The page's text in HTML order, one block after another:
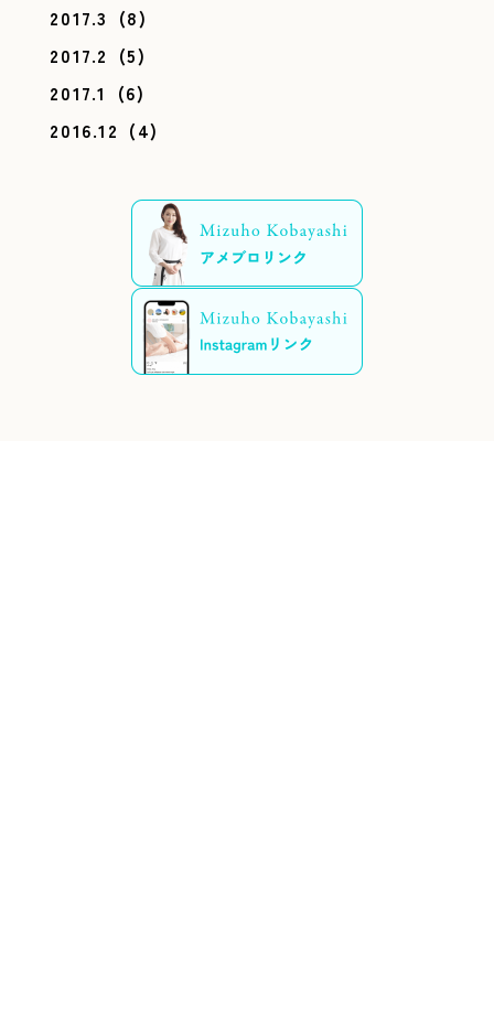
2017.3 (8)
2017.2 (5)
2017.1
(6)
2016.12 (4)